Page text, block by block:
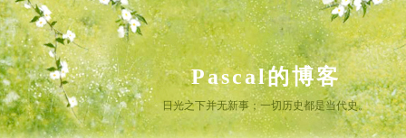
Pascal的博客
日光之下并无新事；一切历史都是当代史。